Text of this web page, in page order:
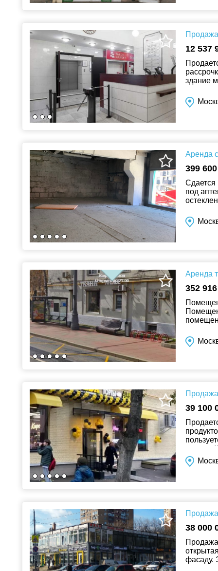
12 537
здание
Аренда
399
под
Аренда
352
39 100
38 000
фасаду.